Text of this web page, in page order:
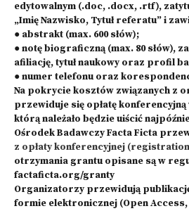
edytowalnym (.doc, .docx, .rtf),
„Imię Nazwisko, Tytuł referatu” i
● abstrakt (max. 600 słów);
● notę biograficzną (max. 80 słów),
afiliację, tytuł naukowy oraz profil
● numer telefonu oraz
Na pokrycie kosztów związanych z
przewiduje się opłatę konferencyjną
którą należało będzie uiścić
Ośrodek Badawczy Facta Ficta
z opłatykonferencyjnej (
otrzymania grantu opisane są w
factaficta.org/granty
Organizatorzy przewidują
formie elektronicznej (Open Access,